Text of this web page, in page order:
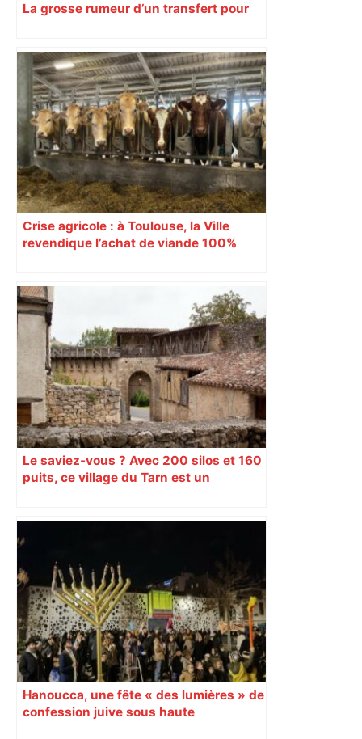
La grosse rumeur d’un transfert pour
Crise agricole : à Toulouse, la Ville
revendique l’achat de viande 100%
Le saviez-vous ? Avec 200 silos et 160
puits, ce village du Tarn est un
Hanoucca, une fête « des lumières » de
confession juive sous haute